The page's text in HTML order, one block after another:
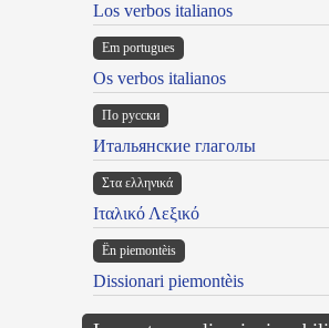
Los verbos italianos
Em portugues
Os verbos italianos
По русски
Итальянские глаголы
Στα ελληνικά
Ιταλικό Λεξικό
Ën piemontèis
Dissionari piemontèis